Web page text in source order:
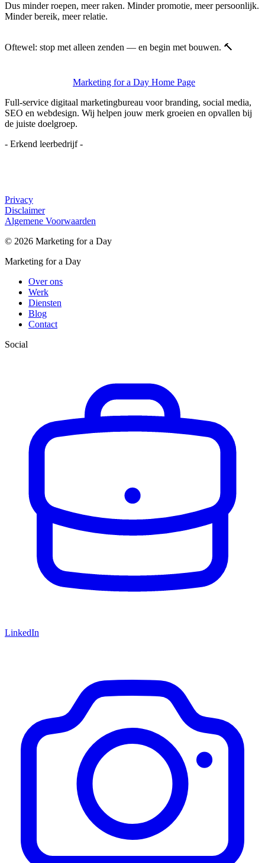
Dus minder roepen, meer raken. Minder promotie, meer persoonlijk.
Minder bereik, meer relatie.
Oftewel: stop met alleen zenden — en begin met bouwen. 🔨
Marketing for a Day Home Page
Full-service digitaal marketingbureau voor branding, social media,
SEO en webdesign. Wij helpen jouw merk groeien en opvallen bij
de juiste doelgroep.
- Erkend leerbedrijf -
Privacy
Disclaimer
Algemene Voorwaarden
© 2026 Marketing for a Day
Marketing for a Day
Over ons
Werk
Diensten
Blog
Contact
Social
LinkedIn